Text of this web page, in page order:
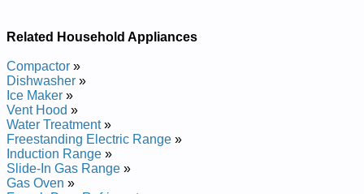
Related Household Appliances
Compactor »
Dishwasher »
Ice Maker »
Vent Hood »
Water Treatment»
Freestanding Electric Range »
Induction Range »
Slide-In Gas Range »
Gas Oven »